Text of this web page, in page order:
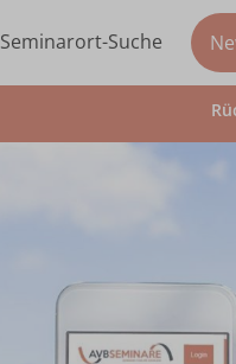
Seminarort-Suche